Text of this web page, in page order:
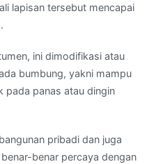
lapisan tersebut mencapai
ini dimodifikasi atau
bumbung, yakni mampu
pada panas atau dingin
pribadi dan juga
benar percaya dengan